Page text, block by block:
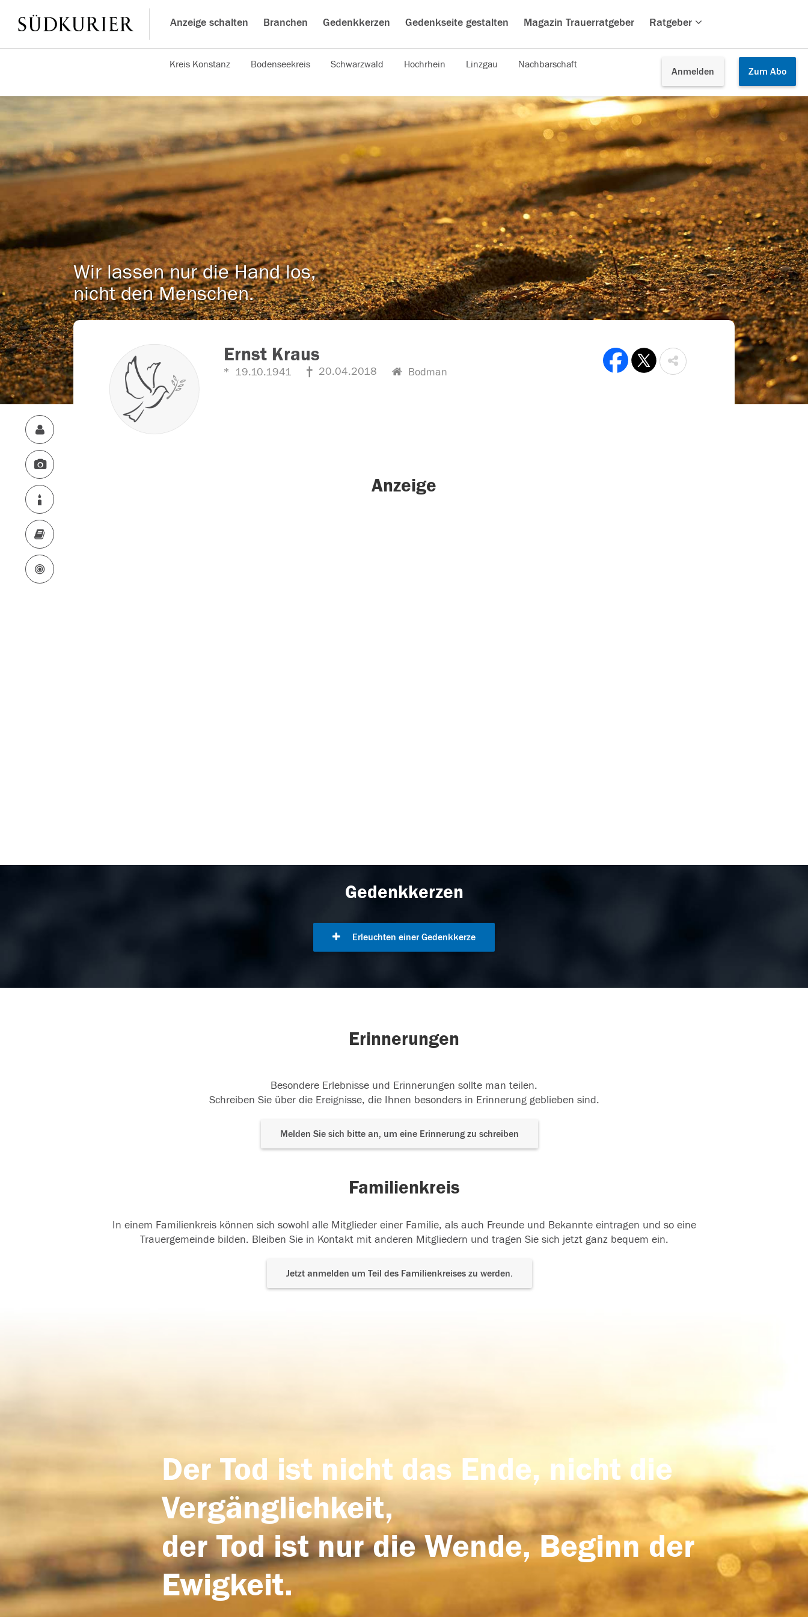
Anzeige schalten Branchen Gedenkkerzen Gedenkseite gestalten Magazin Trauerratgeber Ratgeber
Anmelden Zum Abo
Kreis Konstanz Bodenseekreis Schwarzwald Hochrhein Linzgau Nachbarschaft
Wir lassen nur die Hand los,
nicht den Menschen.
Ernst Kraus
19.10.1941 20.04.2018 Bodman
Anzeige
Gedenkkerzen
Erleuchten einer Gedenkkerze
Erinnerungen
Besondere Erlebnisse und Erinnerungen sollte man teilen.
Schreiben Sie über die Ereignisse, die Ihnen besonders in Erinnerung geblieben sind.
Melden Sie sich bitte an, um eine Erinnerung zu schreiben
Familienkreis
In einem Familienkreis können sich sowohl alle Mitglieder einer Familie, als auch Freunde und Bekannte eintragen und so eine
Trauergemeinde bilden. Bleiben Sie in Kontakt mit anderen Mitgliedern und tragen Sie sich jetzt ganz bequem ein.
Jetzt anmelden um Teil des Familienkreises zu werden.
Der Tod ist nicht das Ende, nicht die
Vergänglichkeit,
der Tod ist nur die Wende, Beginn der
Ewigkeit.